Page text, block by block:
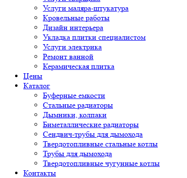
Услуги маляра-штукатура
Кровельные работы
Дизайн интерьера
Укладка плитки специалистом
Услуги электрика
Ремонт ванной
Керамическая плитка
Цены
Каталог
Буферные емкости
Стальные радиаторы
Дымники, колпаки
Биметаллические радиаторы
Сендвич-трубы для дымохода
Твердотопливные стальные котлы
Трубы для дымохода
Твердотопливные чугунные котлы
Контакты